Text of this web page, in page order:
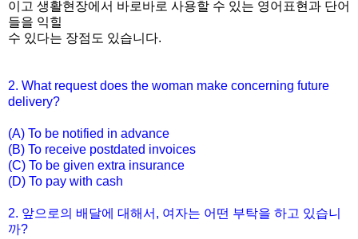
이고 생활현장에서 바로바로 사용할 수 있는 영어표현과 단어
들을 익힐
수 있다는 장점도 있습니다.
2. What request does the woman make concerning future
delivery?
(A) To be notified in advance
(B) To receive postdated invoices
(C) To be given extra insurance
(D) To pay with cash
2. 앞으로의 배달에 대해서, 여자는 어떤 부탁을 하고 있습니
까?